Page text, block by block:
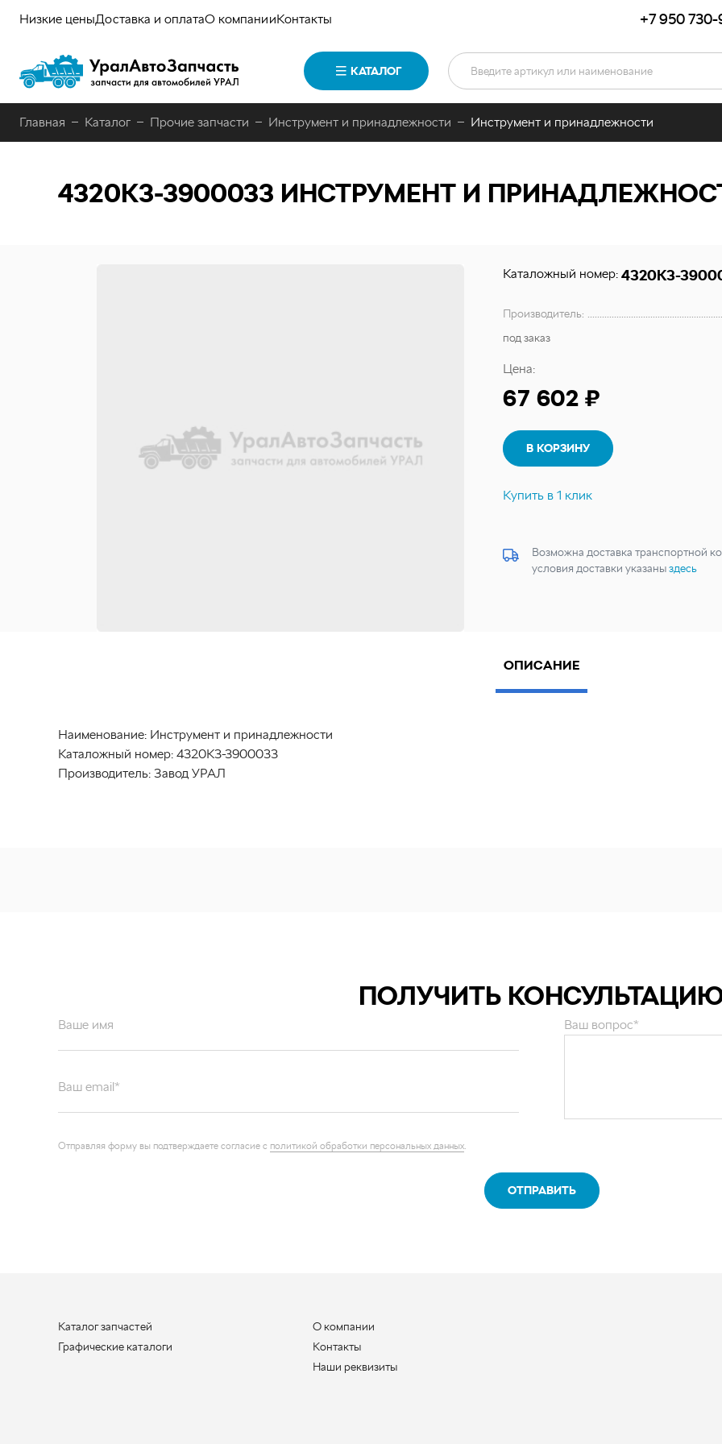
Низкие ценыДоставка и оплатаО компанииКонтакты +7 950 730-
КАТАЛОГ
Главная Каталог Прочие запчасти Инструмент и принадлежности Инструмент и принадлежности
4320К3-3900033 ИНСТРУМЕНТ И
Каталожный номер: 4320К3-
Производитель:
под заказ
Цена:
67 602 ₽
В КОРЗИНУ
Купить в 1 клик
Возможна доставка транспортной
условия доставки указаныздесь
ОПИСАНИЕ
Наименование: Инструмент и принадлежности
Каталожный номер: 4320К3-3900033
Производитель: Завод УРАЛ
ПОЛУЧИТЬ
Ваше имя Ваш вопрос*
Отправляя форму вы подтверждаете согласие с